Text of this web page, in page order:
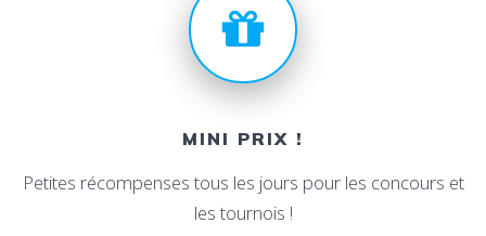
MINI PRIX !
Petites récompenses tous les jours pour les concours et
les tournois !